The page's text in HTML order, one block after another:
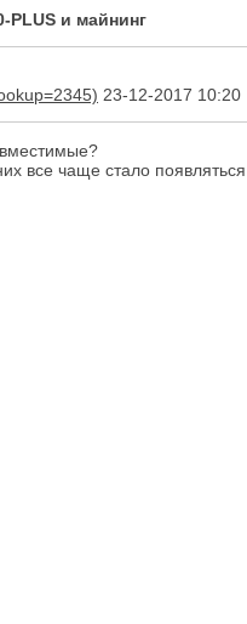
PLUS и майнинг
23-12-2017 10:20
все чаще стало